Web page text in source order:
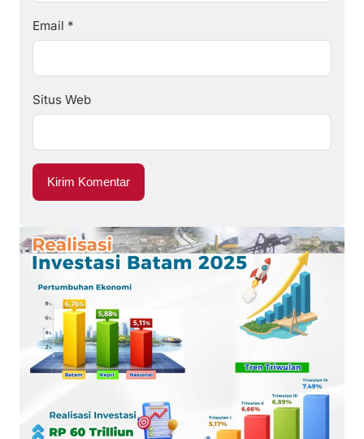
Email *
Situs Web